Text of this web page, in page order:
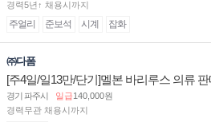
경력5년↑ 채용시까지
주얼리 준보석 시계 잡화
㈜다폼
[주4일/일13만/단기]멜본 바리루스 의류
경기 파주시 일급140,000원
경력무관 채용시까지